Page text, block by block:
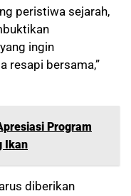
peristiwa sejarah,
ingin
resapi bersama,”
Program
Ikan
diberikan